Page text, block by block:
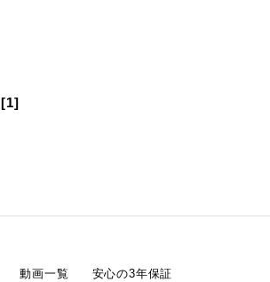
[1]
動画一覧 安心の3年保証